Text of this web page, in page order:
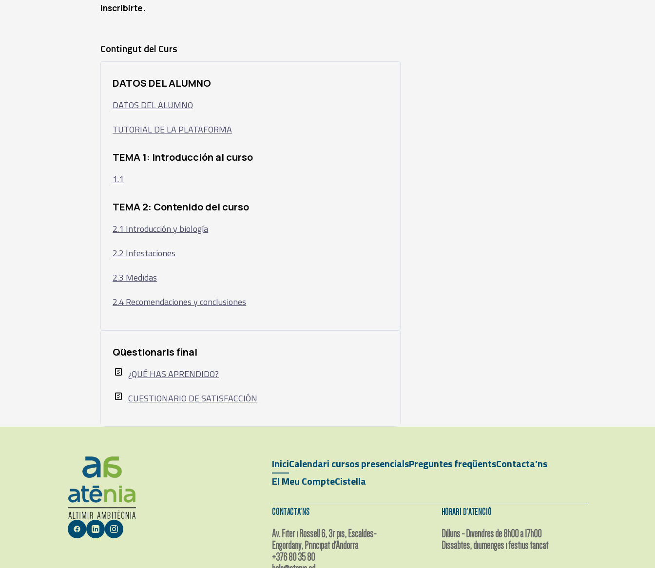
inscribirte.
Contingut del Curs
DATOS DEL ALUMNO
DATOS DEL ALUMNO
TUTORIAL DE LA PLATAFORMA
TEMA 1: Introducción al curso
1.1
TEMA 2: Contenido del curso
2.1 Introducción y biología
2.2 Infestaciones
2.3 Medidas
2.4 Recomendaciones y conclusiones
Qüestionaris final
¿QUÉ HAS APRENDIDO?
CUESTIONARIO DE SATISFACCIÓN
IniciCalendari cursos presencialsPreguntes freqüentsContacta’ns
El Meu CompteCistella
CONTACTA'NS
Av. Fiter i Rossell 6, 3r pis, Escaldes-
Engordany, Principat d'Andorra
+376 80 35 80
HORARI D'ATENCIÓ
Dilluns - Divendres de 8h00 a 17h00
Dissabtes, diumenges i festius tancat